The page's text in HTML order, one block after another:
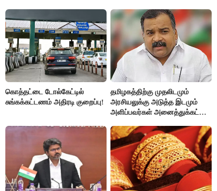
கொத்தட்டை டோல்கேட்டில்
சுங்கக்கட்டணம் அதிரடி குறைப்பு!
தமிழகத்திற்கு முதலிடமும்
அரசியலுக்கு அடுத்த இடமும்
அளிப்பவர்கள் அனைத்துக்கட்சி
பங்கேற்பார்கள் - மாணிக்கம்
தாகூர்..!!